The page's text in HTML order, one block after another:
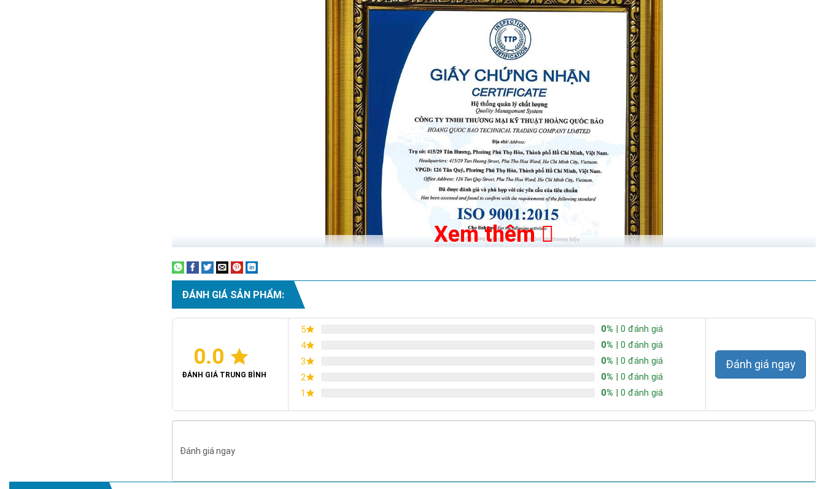
Sản phẩm sử dụng đến 450 chip LED SMD siêu sáng, siêu tiết kiệm điện, có độ bền lên đến 50.000 giờ (hơn 10 năm)
Chống nước tuyệt đối
Xem thêm
ĐÁNH GIÁ SẢN PHẨM:
0.0
ĐÁNH GIÁ TRUNG BÌNH
5 0% | 0 đánh giá
4
0% | 0 đánh giá
3
0% | 0 đánh giá
2
0% | 0 đánh giá
1
0% | 0 đánh giá
Đánh giá ngay
Đánh giá ngay